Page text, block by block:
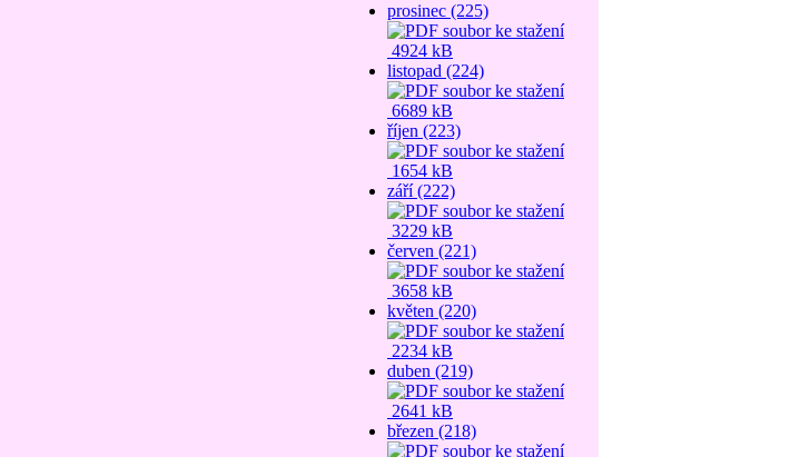
prosinec (225)
4924 kB
listopad (224)
6689 kB
říjen (223)
1654 kB
září (222)
3229 kB
červen (221)
3658 kB
květen (220)
2234 kB
duben (219)
2641 kB
březen (218)